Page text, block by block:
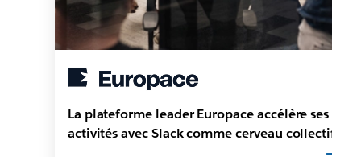
La plateforme leader Europace accélère ses
activités avec Slack comme cerveau collectif